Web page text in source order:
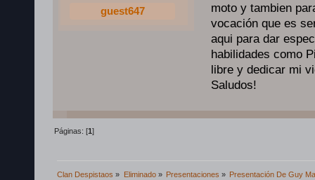
guest647
moto y tambien
vocación que es
aqui para dar
habilidades como
libre y dedicar mi
Saludos!
Páginas: [1]
Clan Despistaos » Eliminado» Presentaciones » Presentación De Guy